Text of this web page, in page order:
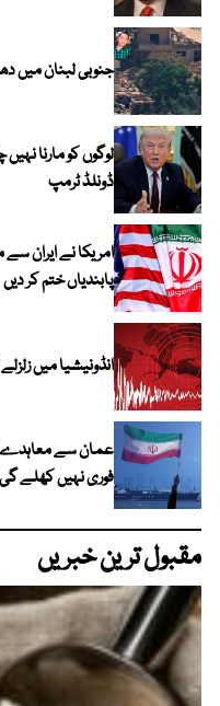
جنوبی لبنان میں دھماکا ، 2 اسرائیلی میجر
لوگوں کو مارنا نہیں
ڈونلڈ ٹرمپ
پابندیاں ختم کر دیں
انڈونیشیا میں
عمان سے معاہدے
فوری نہیں کھلے گی،
مقبول ترین خبریں